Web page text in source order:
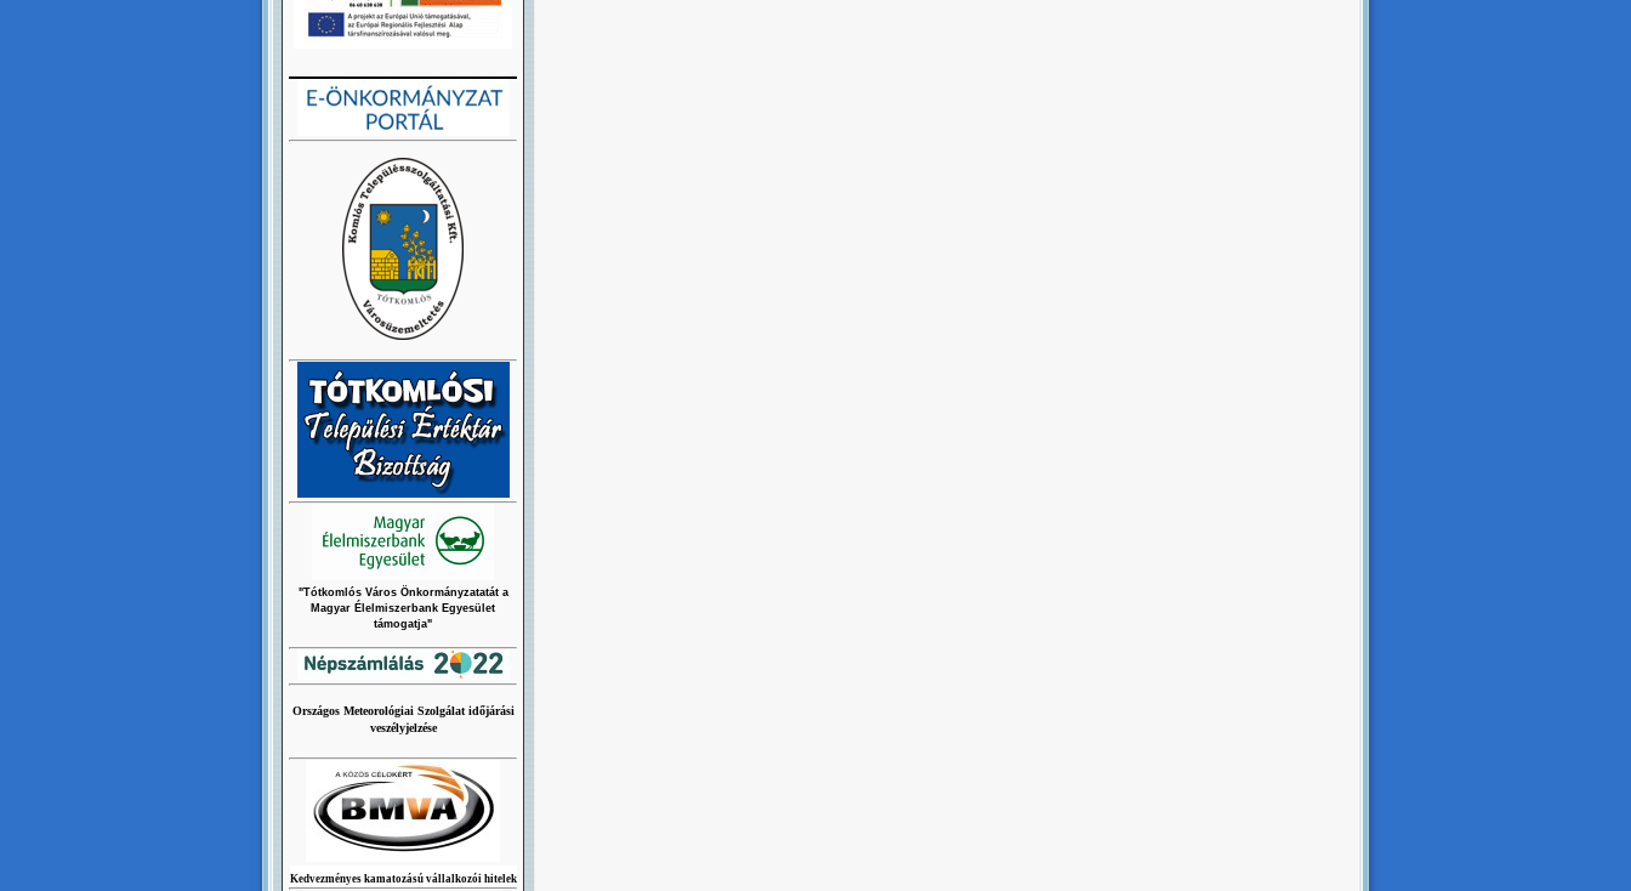
"Tótkomlós Város Önkormányzatatát a
Magyar Élelmiszerbank Egyesület
támogatja"
Országos Meteorológiai Szolgálat időjárási
veszélyjelzése
Kedvezményes kamatozású vállalkozói hitelek